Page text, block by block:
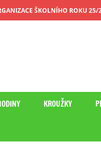
ŠKOLNÍHO ROKU 25/
KROUŽKY